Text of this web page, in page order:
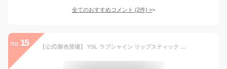
全てのおすすめコメント (2件) >
no. 15 【公式/新色登場】 YSL ラブシャイン リップスティック / リップ 口紅 メイク / イヴ サンローラン イブ サンローラン ysl / ラッピング ギフト プレゼント ホリデイ ホリデー クリスマス 女性 化粧品 ブランド デパート デパコス / ギフト 誕生日正規品 / 送料無料